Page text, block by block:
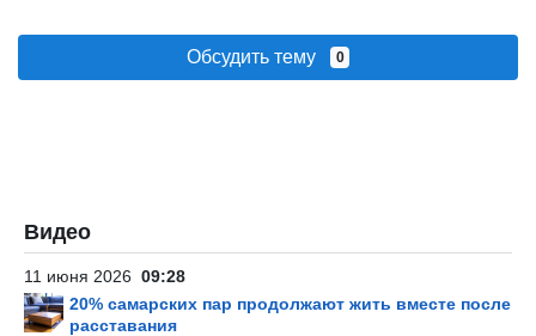
Обсудить тему 0
Видео
11 июня 2026 09:28
20% самарских пар продолжают жить вместе после
расставания